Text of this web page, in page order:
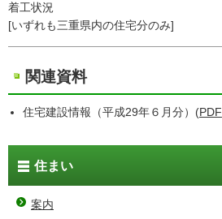
着工状況
[いずれも三重県内の住宅分のみ]
関連資料
住宅建設情報（平成29年６月分）(PDF
住まい
案内